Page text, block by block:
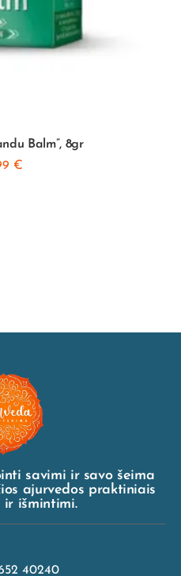
Balm”, 8gr
€
savimi ir savo šeima
ajurvedos praktiniais
išmintimi.
40240